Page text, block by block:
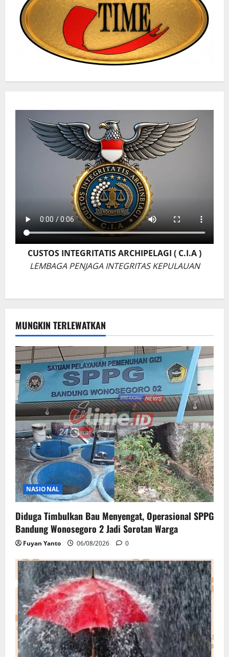
CUSTOS INTEGRITATIS ARCHIPELAGI ( C.I.A )
LEMBAGA PENJAGA INTEGRITAS KEPULAUAN
MUNGKIN TERLEWATKAN
NASIONAL
Diduga Timbulkan Bau Menyengat, Operasional SPPG
Bandung Wonosegoro 2 Jadi Sorotan Warga
Fuyan Yanto 06/08/2026 0